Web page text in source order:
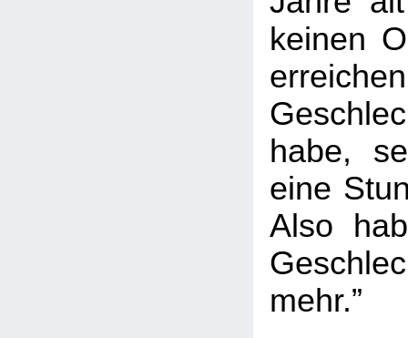
keinen
habe,
eine
Also
mehr.”